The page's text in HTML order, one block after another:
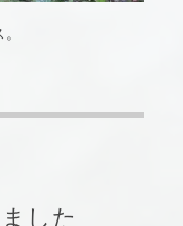
した